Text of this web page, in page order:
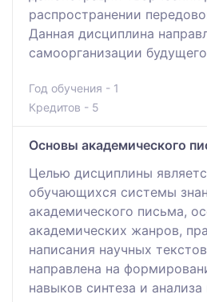
распространении
Данная дисциплина
самоорганизации будущего
Год обучения - 1
Кредитов - 5
Основы академического
Целью дисциплины
обучающихся системы
академического письма,
академических жанров,
написания научных
направлена на
навыков синтеза и